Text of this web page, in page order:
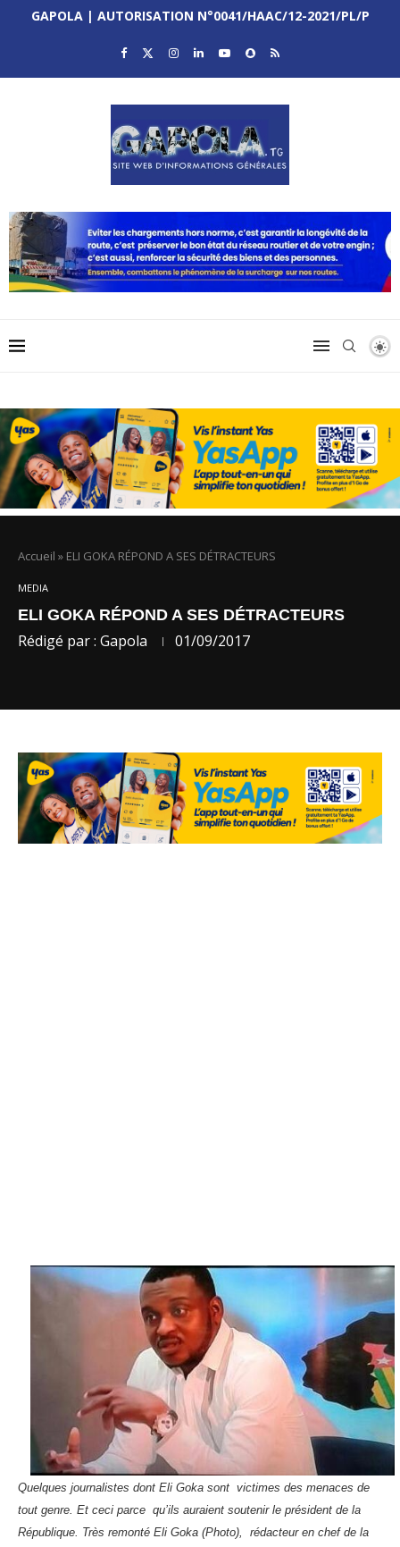
GAPOLA | AUTORISATION N°0041/HAAC/12-2021/PL/P
Accueil » ELI GOKA RÉPOND A SES DÉTRACTEURS
MEDIA
ELI GOKA RÉPOND A SES DÉTRACTEURS
Rédigé par : Gapola 01/09/2017
Quelques journalistes dont Eli Goka sont victimes des menaces de
tout genre. Et ceci parce qu’ils auraient soutenir le président de la
République. Très remonté Eli Goka (Photo), rédacteur en chef de la